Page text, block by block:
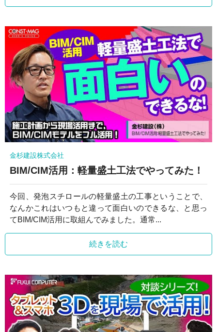
金杉建設株式会社
BIM/CIM活用：軽量盛土工法でやってみた！
今回、発泡スチロールの軽量盛土の工事ということで、
なんかこれはいつもと違って面白いのできるな、と思っ
てBIM/CIM活用に取組んでみました。通常...
続きを読む